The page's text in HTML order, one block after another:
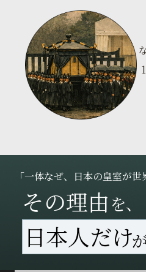
「一体なぜ、日本の皇室が
その理由 を、
日本人だけ